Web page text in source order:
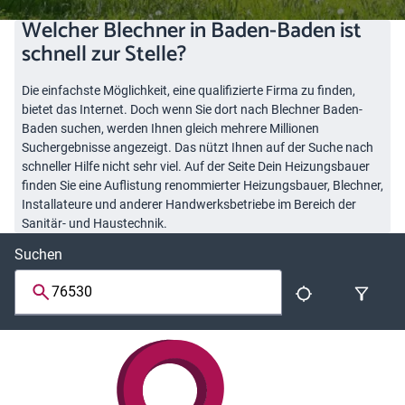
Welcher Blechner in Baden-Baden ist
schnell zur Stelle?
Die einfachste Möglichkeit, eine qualifizierte Firma zu finden,
bietet das Internet. Doch wenn Sie dort nach Blechner Baden-
Baden suchen, werden Ihnen gleich mehrere Millionen
Suchergebnisse angezeigt. Das nützt Ihnen auf der Suche nach
schneller Hilfe nicht sehr viel. Auf der Seite Dein Heizungsbauer
finden Sie eine Auflistung renommierter Heizungsbauer, Blechner,
Installateure und anderer Handwerksbetriebe im Bereich der
Sanitär- und Haustechnik.
Suchen